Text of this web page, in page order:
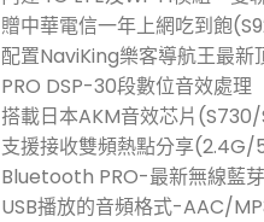
贈中華電信一年上網吃到飽
配置NaviKing樂客導航王最新
PRO DSP-30段數位音效處理
搭載日本AKM音效芯片
支援接收雙頻熱點分享(2.4G/
Bluetooth PRO-最新無線藍
USB播放的音頻格式-AAC/